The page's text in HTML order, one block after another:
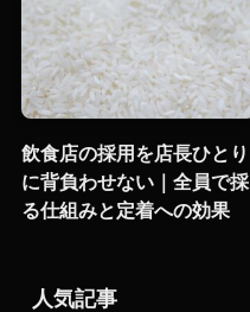
飲食店の採用を店長ひとり
に背負わせない｜全員で採
る仕組みと定着への効果
人気記事